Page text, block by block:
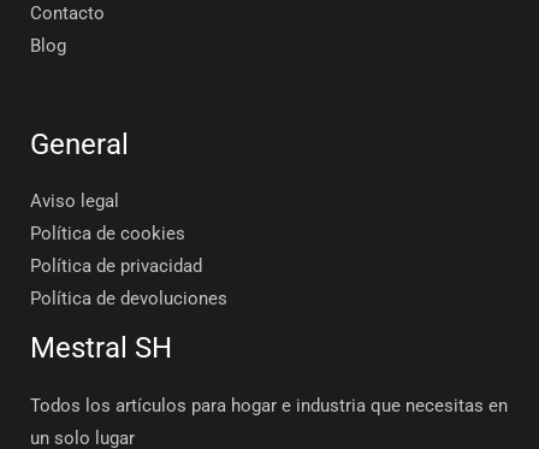
Contacto
Blog
General
Aviso legal
Política de cookies
Política de privacidad
Política de devoluciones
Mestral SH
Todos los artículos para hogar e industria que necesitas en
un solo lugar